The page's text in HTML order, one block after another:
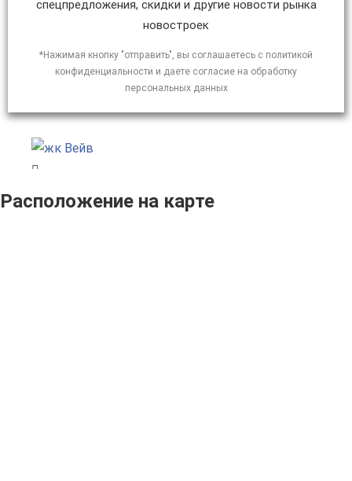
спецпредложения, скидки и другие новости рынка
новостроек
*Нажимая кнопку "отправить", вы соглашаетесь с политикой
конфиденциальности и даете согласие на обработку
персональных данных
Расположение на карте